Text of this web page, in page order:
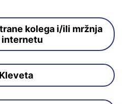
kolega i/ili mržnja
internetu
Kleveta